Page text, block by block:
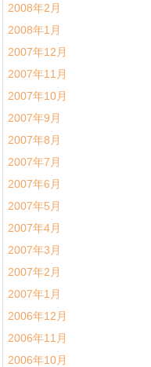
2008年2月
2008年1月
2007年12月
2007年11月
2007年10月
2007年9月
2007年8月
2007年7月
2007年6月
2007年5月
2007年4月
2007年3月
2007年2月
2007年1月
2006年12月
2006年11月
2006年10月